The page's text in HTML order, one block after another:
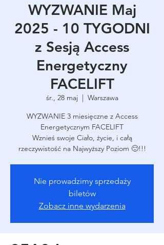
WYZWANIE Maj
2025 - 10 TYGODNI
z Sesją Access
Energetyczny
FACELIFT
śr., 28 maj
  |
Warszawa
WYZWANIE 3 miesięczne z Access
Energetycznym FACELIFT
Wznieś swoje Ciało, życie, i całą
rzeczywistość na Najwyższy Poziom 🙂!!!
Nie prowadzimy sprzedaży
biletów
Zobacz inne wydarzenia